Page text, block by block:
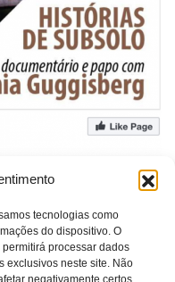
tecnologias como
do dispositivo. O
processar dados
exclusivos neste site. Não
negativamente certos
Livro Tese (PHD)